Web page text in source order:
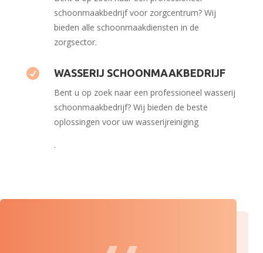
schoonmaakbedrijf voor zorgcentrum? Wij
bieden alle schoonmaakdiensten in de
zorgsector.
 WASSERIJ SCHOONMAAKBEDRIJF
Bent u op zoek naar een professioneel wasserij
schoonmaakbedrijf? Wij bieden de beste
oplossingen voor uw wasserijreiniging
.